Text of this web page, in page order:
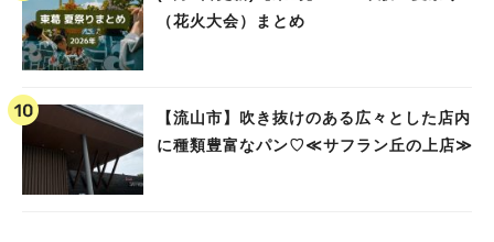
（花火大会）まとめ
【流山市】吹き抜けのある広々とした店内
に種類豊富なパン♡≪サフラン丘の上店≫